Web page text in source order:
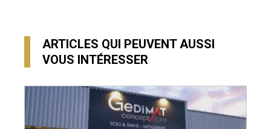
ARTICLES QUI PEUVENT AUSSI
VOUS INTÉRESSER